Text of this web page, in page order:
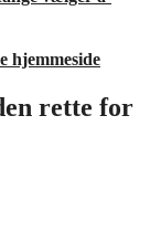
hjemmeside
rette for